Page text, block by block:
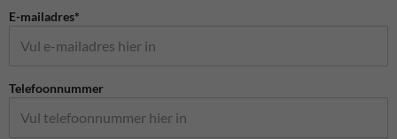
E-mailadres*
Telefoonnummer